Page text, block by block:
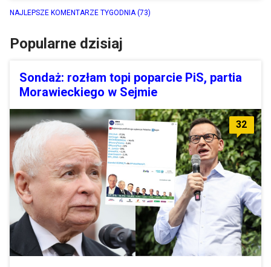
NAJLEPSZE KOMENTARZE TYGODNIA(73)
Popularne dzisiaj
Sondaż: rozłam topi poparcie PiS, partia
Morawieckiego w Sejmie
32